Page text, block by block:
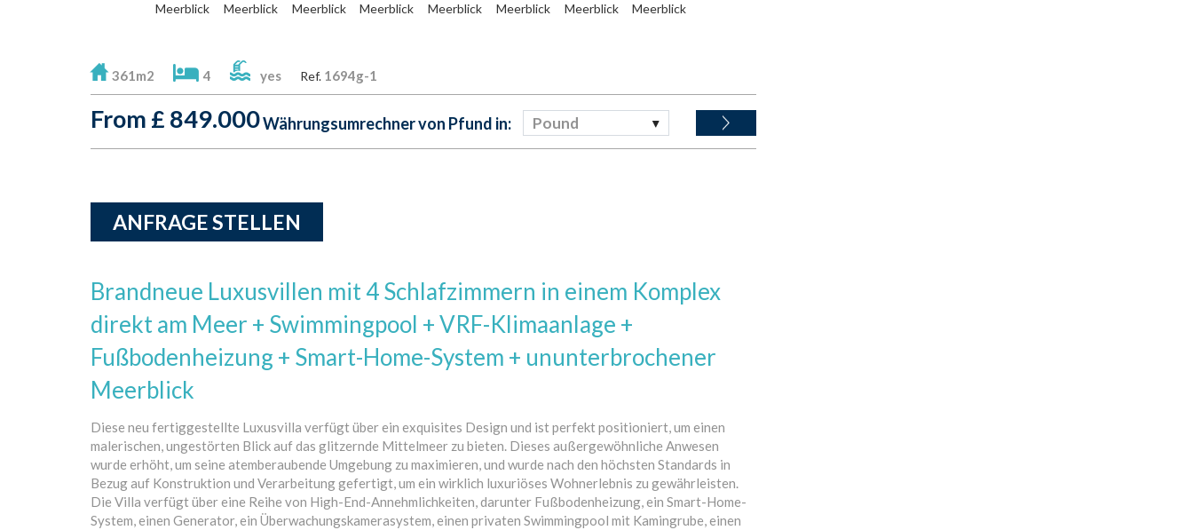
361m2 4 yes Ref. 1694g-1
From £ 849.000Währungsumrechner von Pfund in: Pound
ANFRAGE STELLEN
Brandneue Luxusvillen mit 4 Schlafzimmern in einem Komplex
direkt am Meer + Swimmingpool + VRF-Klimaanlage +
Fußbodenheizung + Smart-Home-System + ununterbrochener
Meerblick
Diese neu fertiggestellte Luxusvilla verfügt über ein exquisites Design und ist perfekt positioniert, um einen
malerischen, ungestörten Blick auf das glitzernde Mittelmeer zu bieten. Dieses außergewöhnliche Anwesen
wurde erhöht, um seine atemberaubende Umgebung zu maximieren, und wurde nach den höchsten Standards in
Bezug auf Konstruktion und Verarbeitung gefertigt, um ein wirklich luxuriöses Wohnerlebnis zu gewährleisten.
Die Villa verfügt über eine Reihe von High-End-Annehmlichkeiten, darunter Fußbodenheizung, ein Smart-Home-
System, einen Generator, ein Überwachungskamerasystem, einen privaten Swimmingpool mit Kamingrube, einen